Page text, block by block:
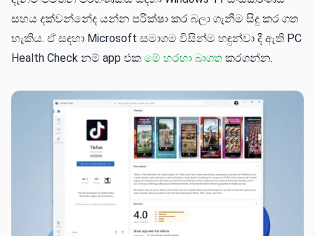
සහය දක්වන්නේද යන්න පරික්ෂා කර බලා ගැනීම සිදු කර ගත
හැකිය. ඒ සඳහා Microsoft සමාගම විසින්ම හඳුන්වා දී ඇති PC
Health Check නම් app එක මේ හරහා බාගත කරගන්න.